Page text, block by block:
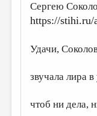
НОВОСТИ
ПРАВИЛА САЙТА
ОТДЕЛЫ И РУБРИКИ
ИЗБРАННОЕ
Сергею
https://
Удачи,
звучала лира
чтоб ни дела,